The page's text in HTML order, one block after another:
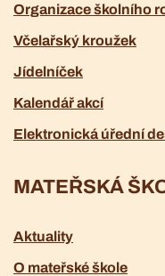
Organizace školního
Včelařský kroužek
Jídelníček
Kalendář akcí
Elektronická úřední
MATEŘSKÁ
Aktuality
O mateřské škole